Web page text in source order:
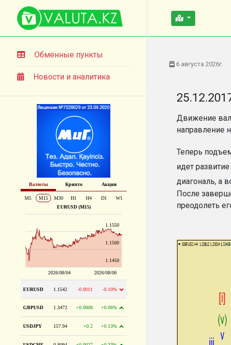
Обменные пункты
Новости и аналитика
6 августа 2026г.
Движение
направление
Теперь
идет
диагональ, а
После
преодолеть